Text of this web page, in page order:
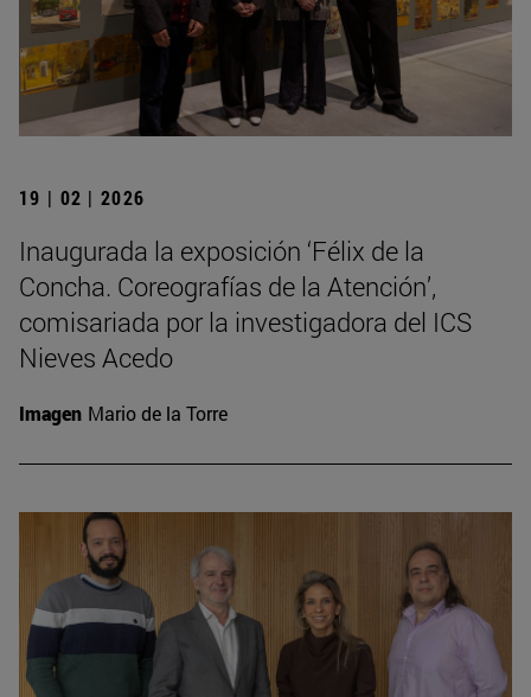
19 | 02 | 2026
Inaugurada la exposición ‘Félix de la
Concha. Coreografías de la Atención’,
comisariada por la investigadora del ICS
Nieves Acedo
Imagen Mario de la Torre